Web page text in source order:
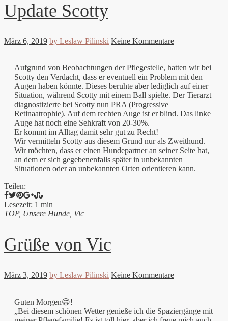
Update Scotty
März 6, 2019 by Leslaw Pilinski Keine Kommentare
Aufgrund von Beobachtungen der Pflegestelle, hatten wir bei
Scotty den Verdacht, dass er eventuell ein Problem mit den
Augen haben könnte. Dieses beruhte aber lediglich auf einer
Situation, während Scotty mit einem Ball spielte. Der Tierarzt
diagnostizierte bei Scotty nun PRA (Progressive
Retinaatrophie). Auf dem rechten Auge ist er blind. Das linke
Auge hat noch eine Sehkraft von 20-30%.
Er kommt im Alltag damit sehr gut zu Recht!
Wir vermitteln Scotty aus diesem Grund nur als Zweithund.
Wir möchten, dass er einen Hundepartner an seiner Seite hat,
an dem er sich gegebenenfalls später in unbekannten
Situationen oder an unbekannten Orten orientieren kann.
Teilen:
Lesezeit: 1 min
TOP, Unsere Hunde Vic
Grüße von Vic
März 3, 2019 by Leslaw Pilinski Keine Kommentare
Guten Morgen😄!
„Bei diesem schönen Wetter genieße ich die Spaziergänge mit